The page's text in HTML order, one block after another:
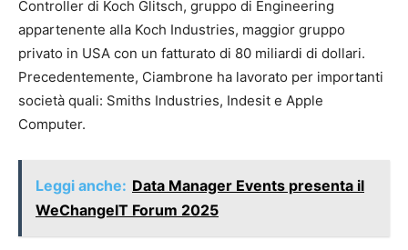
Controller di Koch Glitsch, gruppo di Engineering
appartenente alla Koch Industries, maggior gruppo
privato in USA con un fatturato di 80 miliardi di dollari.
Precedentemente, Ciambrone ha lavorato per importanti
società quali: Smiths Industries, Indesit e Apple
Computer.
Leggi anche: Data Manager Events presenta il
WeChangeIT Forum 2025